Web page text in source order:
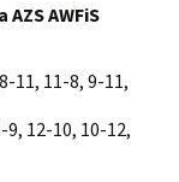
AWFiS
11, 11-8, 9-11,
12-10, 10-12,